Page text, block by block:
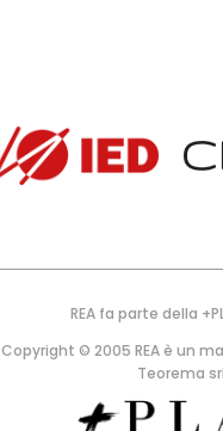
REA fa parte della
Copyright © 2005 REA è un
Teorema srl